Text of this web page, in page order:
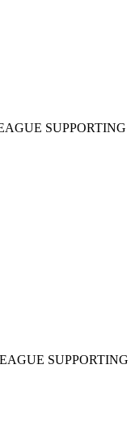
SUPPORTING
SUPPORTING